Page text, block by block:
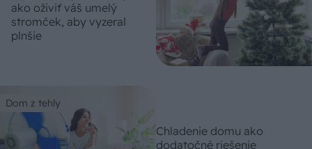
ako oživiť váš umelý
stromček, aby vyzeral
plnšie
Dom z tehly
Chladenie domu ako
dodatočné riešenie